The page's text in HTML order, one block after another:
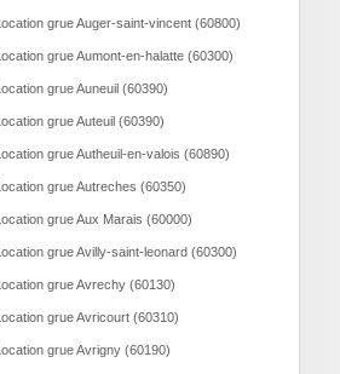
grue Auger-saint-vincent (60800)
grue Aumont-en-halatte (60300)
grue Auneuil (60390)
grue Auteuil (60390)
grue Autheuil-en-valois (60890)
grue Autreches (60350)
grue Aux Marais (60000)
grue Avilly-saint-leonard (60300)
grue Avrechy (60130)
grue Avricourt (60310)
grue Avrigny (60190)